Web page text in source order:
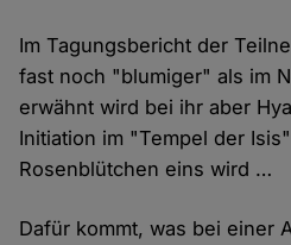
Im Tagungsbericht der
fast noch "blumiger" als im
erwähnt wird bei ihr aber
Initiation im "Tempel der
Rosenblütchen eins wird …
Dafür kommt, was bei einer